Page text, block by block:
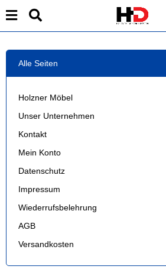
Alle Seiten
Holzner Möbel
Unser Unternehmen
Kontakt
Mein Konto
Datenschutz
Impressum
Wiederrufsbelehrung
AGB
Versandkosten